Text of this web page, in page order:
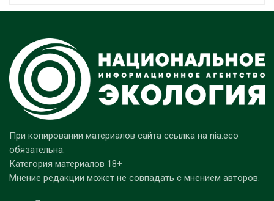
При копировании материалов сайта ссылка на nia.eco
обязательна.
Категория материалов 18+
Мнение редакции может не совпадать с мнением авторов.